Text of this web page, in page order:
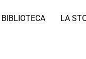
BIBLIOTECA LA